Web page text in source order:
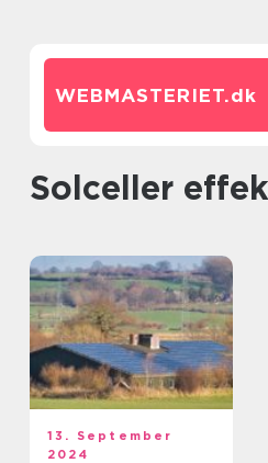
WEBMASTERIET.dk
solceller
13. September
2024